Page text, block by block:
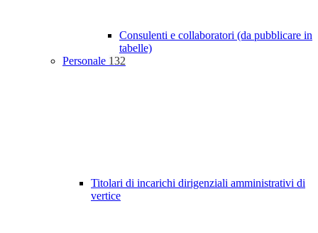
Consulenti e collaboratori (da pubblicare in
tabelle)
Personale 132
Titolari di incarichi dirigenziali amministrativi di
vertice